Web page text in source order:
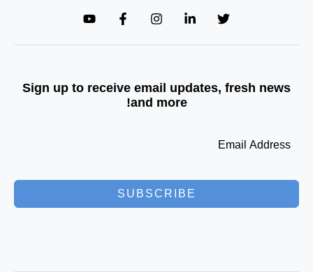
Sign up to receive email updates, fresh news
and more!
SUBSCRIBE